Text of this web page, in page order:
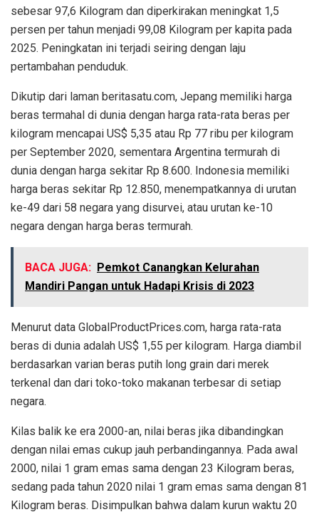
sebesar 97,6 Kilogram dan diperkirakan meningkat 1,5
persen per tahun menjadi 99,08 Kilogram per kapita pada
2025. Peningkatan ini terjadi seiring dengan laju
pertambahan penduduk.
Dikutip dari laman beritasatu.com, Jepang memiliki harga
beras termahal di dunia dengan harga rata-rata beras per
kilogram mencapai US$ 5,35 atau Rp 77 ribu per kilogram
per September 2020, sementara Argentina termurah di
dunia dengan harga sekitar Rp 8.600. Indonesia memiliki
harga beras sekitar Rp 12.850, menempatkannya di urutan
ke-49 dari 58 negara yang disurvei, atau urutan ke-10
negara dengan harga beras termurah.
BACA JUGA: Pemkot Canangkan Kelurahan
Mandiri Pangan untuk Hadapi Krisis di 2023
Menurut data GlobalProductPrices.com, harga rata-rata
beras di dunia adalah US$ 1,55 per kilogram. Harga diambil
berdasarkan varian beras putih long grain dari merek
terkenal dan dari toko-toko makanan terbesar di setiap
negara.
Kilas balik ke era 2000-an, nilai beras jika dibandingkan
dengan nilai emas cukup jauh perbandingannya. Pada awal
2000, nilai 1 gram emas sama dengan 23 Kilogram beras,
sedang pada tahun 2020 nilai 1 gram emas sama dengan 81
Kilogram beras. Disimpulkan bahwa dalam kurun waktu 20